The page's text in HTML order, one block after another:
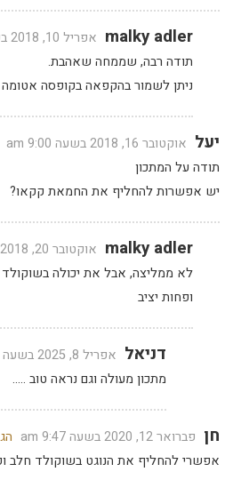
malky adler אפריל 10, 2018 בשעה 9:13 am
תודה רבה, שממחה שאהבת.
ניתן לשמור בהקפאה בקופסה
יעל אוקטובר 16, 2018 בשעה 9:00 am
תודה על המתכון
יש אפשרות להחליף את החמאת קקאו?
malky adler אוקטובר 20, 2018 בשעה 6:20 pm
לא ממליצה, אבל את יכולה בשוקולד
ופחות יציב
דניאל אפריל 8, 2025 בשעה 7:56 am
מתכון מעולה וגם נראה טוב …..
חן פברואר 12, 2020 בשעה 9:47 am
אפשרי להחליף את הנוגט בשוקולד חלב